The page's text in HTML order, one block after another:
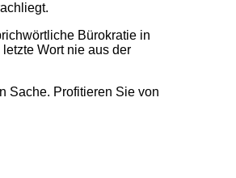
Bürokratie in
Wort nie aus der
Sache. Profitieren Sie von